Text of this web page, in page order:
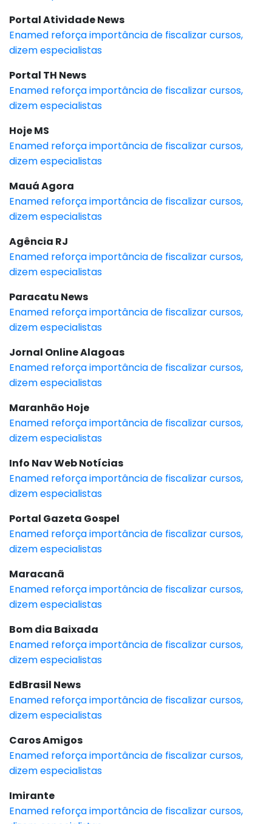
Portal Atividade News
Enamed reforça importância de fiscalizar cursos,
dizem especialistas
Portal TH News
Enamed reforça importância de fiscalizar cursos,
dizem especialistas
Hoje MS
Enamed reforça importância de fiscalizar cursos,
dizem especialistas
Mauá Agora
Enamed reforça importância de fiscalizar cursos,
dizem especialistas
Agência RJ
Enamed reforça importância de fiscalizar cursos,
dizem especialistas
Paracatu News
Enamed reforça importância de fiscalizar cursos,
dizem especialistas
Jornal Online Alagoas
Enamed reforça importância de fiscalizar cursos,
dizem especialistas
Maranhão Hoje
Enamed reforça importância de fiscalizar cursos,
dizem especialistas
Info Nav Web Notícias
Enamed reforça importância de fiscalizar cursos,
dizem especialistas
Portal Gazeta Gospel
Enamed reforça importância de fiscalizar cursos,
dizem especialistas
Maracanã
Enamed reforça importância de fiscalizar cursos,
dizem especialistas
Bom dia Baixada
Enamed reforça importância de fiscalizar cursos,
dizem especialistas
EdBrasil News
Enamed reforça importância de fiscalizar cursos,
dizem especialistas
Caros Amigos
Enamed reforça importância de fiscalizar cursos,
dizem especialistas
Imirante
Enamed reforça importância de fiscalizar cursos,